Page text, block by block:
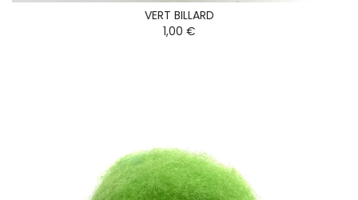
VERT BILLARD
1,00 €